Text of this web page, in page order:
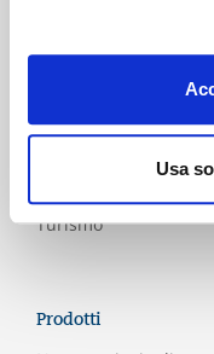
Usa
Servizi
Trasporto
Turismo
Prodotti